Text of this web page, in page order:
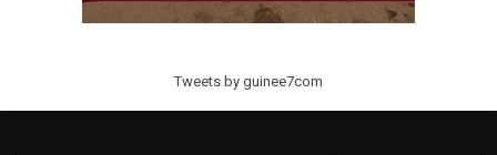
Tweets by guinee7com